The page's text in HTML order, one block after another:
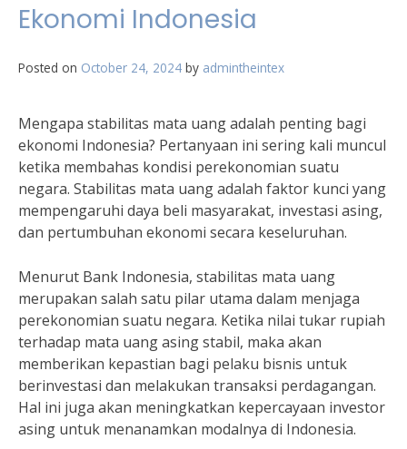
Ekonomi Indonesia
Posted on October 24, 2024 by admintheintex
Mengapa stabilitas mata uang adalah penting bagi
ekonomi Indonesia? Pertanyaan ini sering kali muncul
ketika membahas kondisi perekonomian suatu
negara. Stabilitas mata uang adalah faktor kunci yang
mempengaruhi daya beli masyarakat, investasi asing,
dan pertumbuhan ekonomi secara keseluruhan.
Menurut Bank Indonesia, stabilitas mata uang
merupakan salah satu pilar utama dalam menjaga
perekonomian suatu negara. Ketika nilai tukar rupiah
terhadap mata uang asing stabil, maka akan
memberikan kepastian bagi pelaku bisnis untuk
berinvestasi dan melakukan transaksi perdagangan.
Hal ini juga akan meningkatkan kepercayaan investor
asing untuk menanamkan modalnya di Indonesia.